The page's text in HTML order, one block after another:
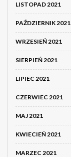
LISTOPAD 2021
PAŹDZIERNIK 2021
WRZESIEŃ 2021
SIERPIEŃ 2021
LIPIEC 2021
CZERWIEC 2021
MAJ 2021
KWIECIEŃ 2021
MARZEC 2021